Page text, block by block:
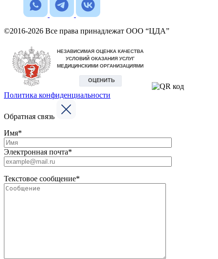
©2016-2026 Все права принадлежат ООО “ЦДА”
Политика конфиденциальности
Обратная связь
Имя*
Электронная почта*
Текстовое сообщение*